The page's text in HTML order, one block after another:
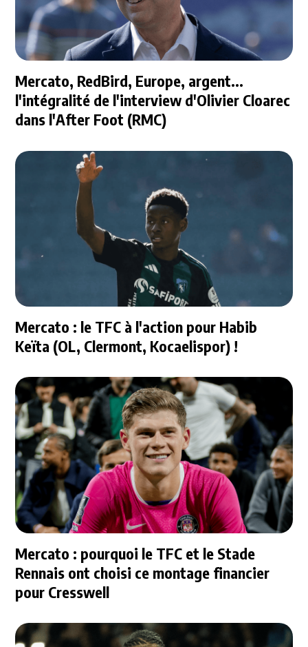
Mercato, RedBird, Europe, argent...
l'intégralité de l'interview d'Olivier Cloarec
dans l'After Foot (RMC)
Mercato : le TFC à l'action pour Habib
Keïta (OL, Clermont, Kocaelispor) !
Mercato : pourquoi le TFC et le Stade
Rennais ont choisi ce montage financier
pour Cresswell